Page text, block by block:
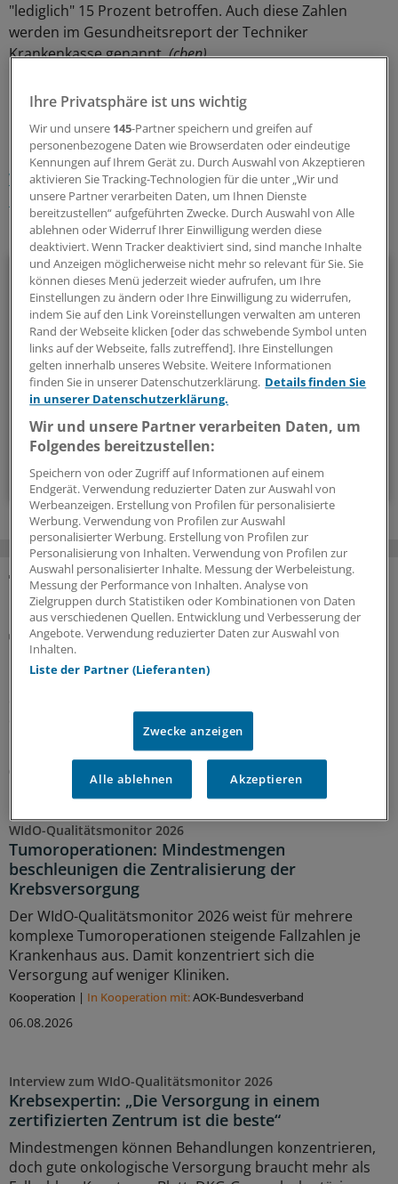
"lediglich" 15 Prozent betroffen. Auch diese Zahlen
werden im Gesundheitsreport der Techniker
Krankenkasse genannt.(cben)
Schlagworte:
Versorgungsforschung Krankenkassen
Neuro-psychiatrische Krankheiten Bremen
Ihr Newsletter zum Thema
Politik & Debatte
Mit diesem Newsletter blicken Sie hinter das tägliche
Geschehen in der Gesundheitspolitik. Mit Analysen,
Hintergründen und einem Blick auf Themen, die die Agenda
bestimmen.
14-tägig, donnerstags
Zum Abonnieren bitte anmelden
MEHR ZUM THEMA
Kolumne „Hörsaalgeflüster“
Wenn Schweigen Leben kostet
In Deutschland stagniert die Zahl der Organspenden. An
der Bundestag bisher nicht heran. In den Augen der
bvmd führt daran kein Weg vorbei.
06.08.2026
WIdO-Qualitätsmonitor 2026
Tumoroperationen: Mindestmengen
beschleunigen die Zentralisierung der
Krebsversorgung
Der WIdO-Qualitätsmonitor 2026 weist für mehrere
komplexe Tumoroperationen steigende Fallzahlen je
Krankenhaus aus. Damit konzentriert sich die
Versorgung auf weniger Kliniken.
Kooperation | In Kooperation mit:AOK-Bundesverband
06.08.2026
Interview zum WIdO-Qualitätsmonitor 2026
Krebsexpertin: „Die Versorgung in einem
zertifizierten Zentrum ist die beste“
Mindestmengen können Behandlungen konzentrieren,
doch gute onkologische Versorgung braucht mehr als
Ihre Privatsphäre ist uns wichtig
Wir und unsere 145-Partner speichern und greifen auf
personenbezogene Daten wie Browserdaten oder eindeutige
Kennungen auf Ihrem Gerät zu. Durch Auswahl von Akzeptieren
aktivieren Sie Tracking-Technologien für die unter „Wir und
unsere Partner verarbeiten Daten, um Ihnen Dienste
bereitzustellen“ aufgeführten Zwecke. Durch Auswahl von Alle
ablehnen oder Widerruf Ihrer Einwilligung werden diese
deaktiviert. Wenn Tracker deaktiviert sind, sind manche Inhalte
und Anzeigen möglicherweise nicht mehr so relevant für Sie. Sie
können dieses Menü jederzeit wieder aufrufen, um Ihre
Einstellungen zu ändern oder Ihre Einwilligung zu widerrufen,
indem Sie auf den Link Voreinstellungen verwalten am unteren
Rand der Webseite klicken [oder das schwebende Symbol unten
links auf der Webseite, falls zutreffend]. Ihre Einstellungen
gelten innerhalb unseres Website. Weitere Informationen
finden Sie in unserer Datenschutzerklärung. Details finden Sie
in unserer Datenschutzerklärung.
Wir und unsere Partner verarbeiten Daten, um
Folgendes bereitzustellen:
Speichern von oder Zugriff auf Informationen auf einem
Endgerät. Verwendung reduzierter Daten zur Auswahl von
Werbeanzeigen. Erstellung von Profilen für personalisierte
Werbung. Verwendung von Profilen zur Auswahl
personalisierter Werbung. Erstellung von Profilen zur
Personalisierung von Inhalten. Verwendung von Profilen zur
Auswahl personalisierter Inhalte. Messung der Werbeleistung.
Messung der Performance von Inhalten. Analyse von
Zielgruppen durch Statistiken oder Kombinationen von Daten
aus verschiedenen Quellen. Entwicklung und Verbesserung der
Angebote. Verwendung reduzierter Daten zur Auswahl von
Inhalten.
Liste der Partner (Lieferanten)
Zwecke anzeigen
Alle ablehnen Akzeptieren